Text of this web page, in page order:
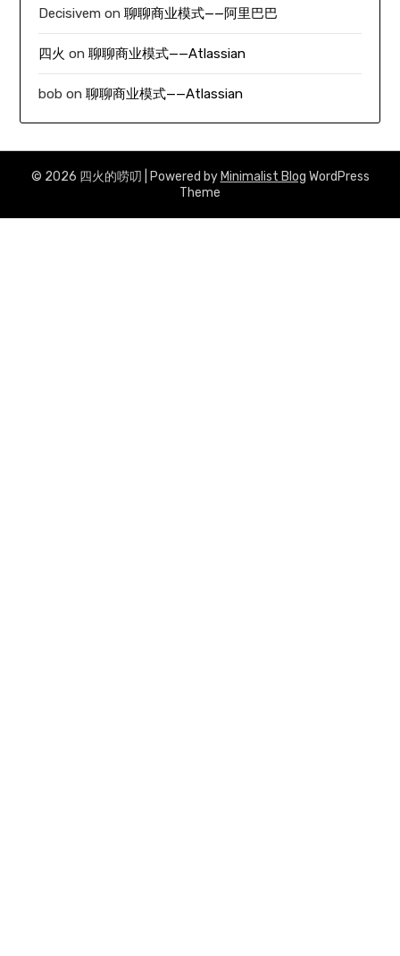
Decisivem on聊聊商业模式——阿里巴巴
四火 on聊聊商业模式——Atlassian
bob on聊聊商业模式——Atlassian
© 2026 四火的唠叨 | Powered by Minimalist Blog WordPress
Theme